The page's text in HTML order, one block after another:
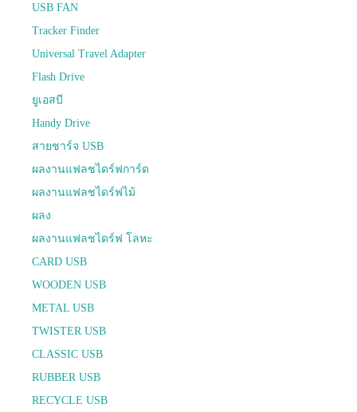
USB FAN
Tracker Finder
Universal Travel Adapter
Flash Drive
ยูเอสบี
Handy Drive
สายชาร์จ USB
ผลงานแฟลชไดร์ฟการ์ด
ผลงานแฟลชไดร์ฟไม้
ผลง
ผลงานแฟลชไดร์ฟ โลหะ
CARD USB
WOODEN USB
METAL USB
TWISTER USB
CLASSIC USB
RUBBER USB
RECYCLE USB